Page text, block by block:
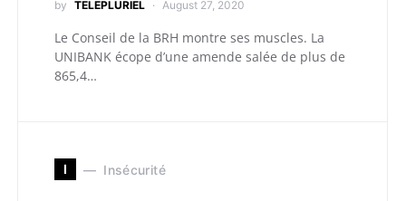
by TELEPLURIEL August 27, 2020
Le Conseil de la BRH montre ses muscles. La
UNIBANK écope d’une amende salée de plus de
865,4…
I Insécurité